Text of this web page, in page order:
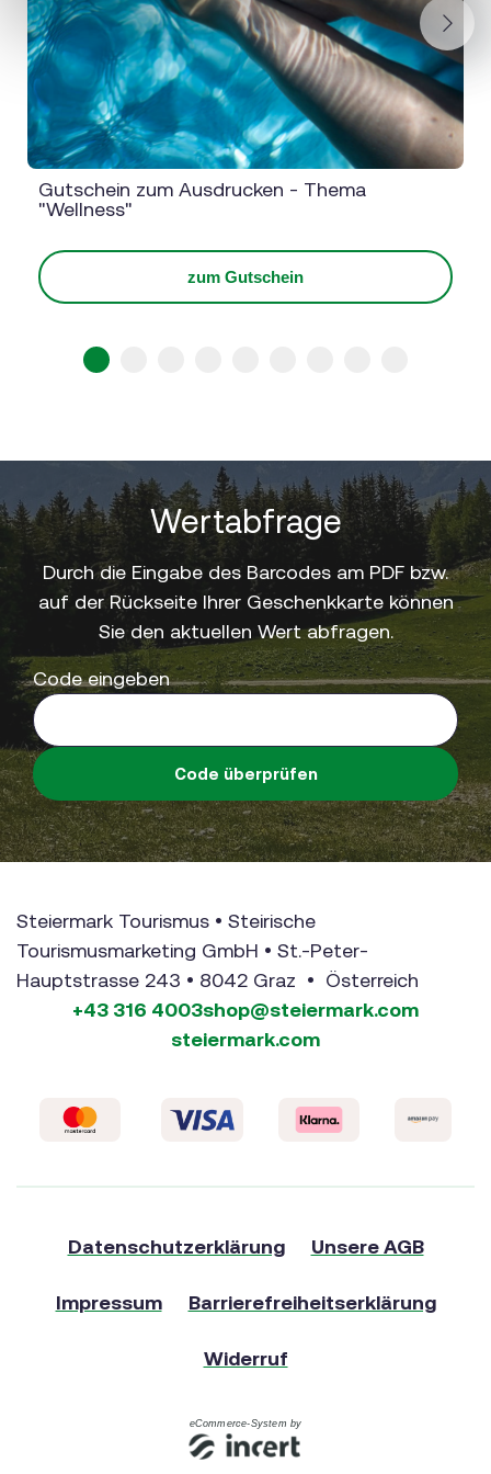
Gutschein zum Ausdrucken - Thema
"Wellness"
zum Gutschein
Next
Wertabfrage
Durch die Eingabe des Barcodes am PDF bzw.
auf der Rückseite Ihrer Geschenkkarte können
Sie den aktuellen Wert abfragen.
Code eingeben
Code überprüfen
Steiermark Tourismus • Steirische
Tourismusmarketing GmbH • St.-Peter-
Hauptstrasse 243 • 8042 Graz • Österreich
+43 316 4003shop@steiermark.com
steiermark.com
Datenschutzerklärung Unsere AGB
Impressum Barrierefreiheitserklärung
Widerruf
eCommerce-System by